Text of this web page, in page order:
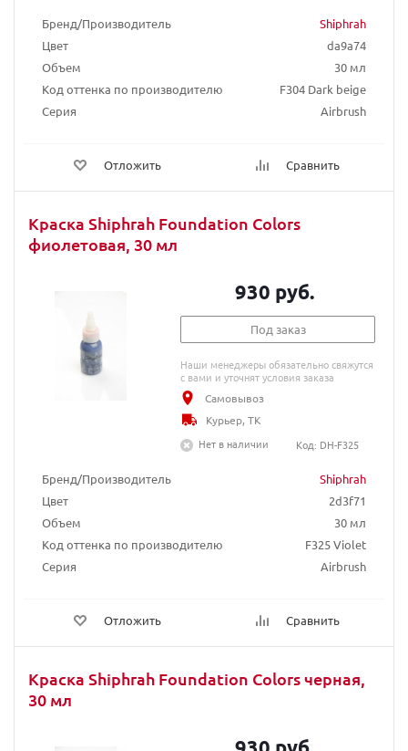
Бренд/Производитель
Shiphrah
Цвет
da9a74
Объем
30 мл
Код оттенка по производителю
F304 Dark beige
Серия
Airbrush
Отложить Сравнить
Краска Shiphrah Foundation Colors
фиолетовая, 30 мл
Бренд/Производитель
Shiphrah
Цвет
2d3f71
Объем
30 мл
Код оттенка по производителю
F325 Violet
Серия
Airbrush
Отложить Сравнить
930 руб.
Под заказ
Наши менеджеры обязательно свяжутся
с вами и уточнят условия заказа
Самовывоз
Курьер, ТК
Нет в наличии
Код: DH-F325
Краска Shiphrah Foundation Colors черная,
30 мл